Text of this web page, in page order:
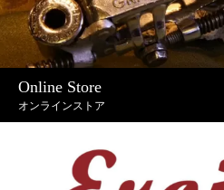
Online Store
オンラインストア